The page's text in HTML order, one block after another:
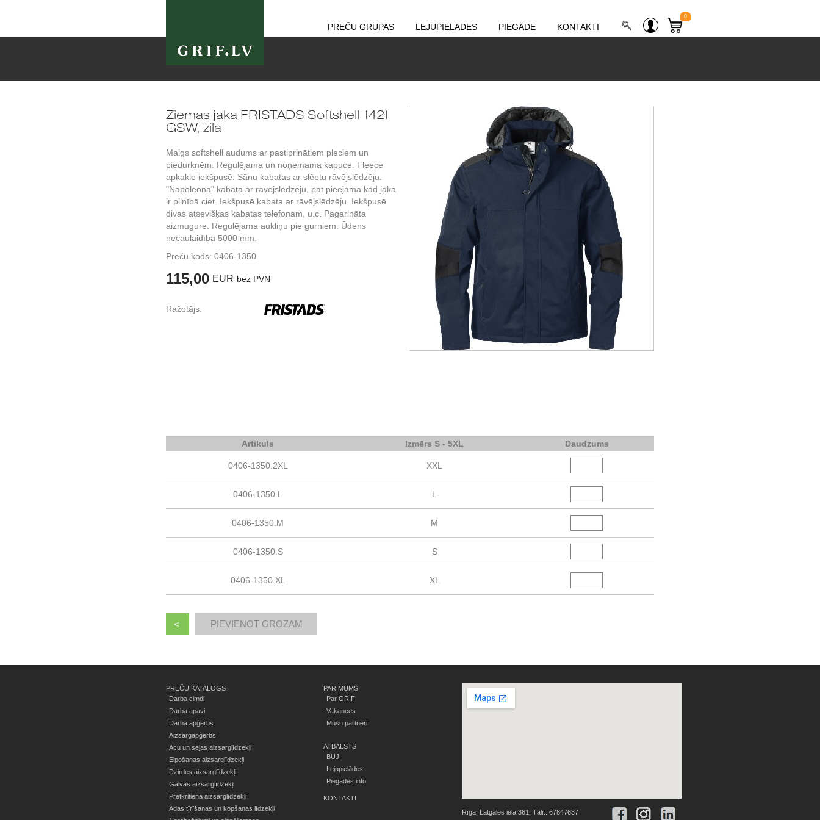
PREČU GRUPAS LEJUPIELĀDES PIEGĀDE KONTAKTI
0
Ziemas jaka FRISTADS Softshell 1421
GSW, zila
Maigs softshell audums ar pastiprinātiem pleciem un
piedurknēm. Regulējama un noņemama kapuce. Fleece
apkakle iekšpusē. Sānu kabatas ar slēptu rāvējslēdzēju.
"Napoleona" kabata ar rāvējslēdzēju, pat pieejama kad jaka
ir pilnībā ciet. Iekšpusē kabata ar rāvējslēdzēju. Iekšpusē
divas atsevišķas kabatas telefonam, u.c. Pagarināta
aizmugure. Regulējama aukliņu pie gurniem. Ūdens
necaulaidība 5000 mm.
Preču kods: 0406-1350
115,00 EUR bez PVN
Ražotājs:
Artikuls Izmērs S - 5XL Daudzums
0406-1350.2XL XXL
0406-1350.L L
0406-1350.M M
0406-1350.S S
0406-1350.XL XL
<
PREČU KATALOGS
Darba cimdi
Darba apavi
Darba apģērbs
Aizsargapģērbs
Acu un sejas aizsarglīdzekļi
Elpošanas aizsarglīdzekļi
Dzirdes aizsarglīdzekļi
Galvas aizsarglīdzekļi
Pretkritiena aizsarglīdzekļi
Ādas tīrīšanas un kopšanas līdzekļi
PAR MUMS
Par GRIF
Vakances
Mūsu partneri
ATBALSTS
BUJ
Lejupielādes
Piegādes info
KONTAKTI
Rīga, Latgales iela 361, Tālr.: 67847637